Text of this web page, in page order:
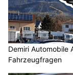
Demiri Automobile
Fahrzeugfragen